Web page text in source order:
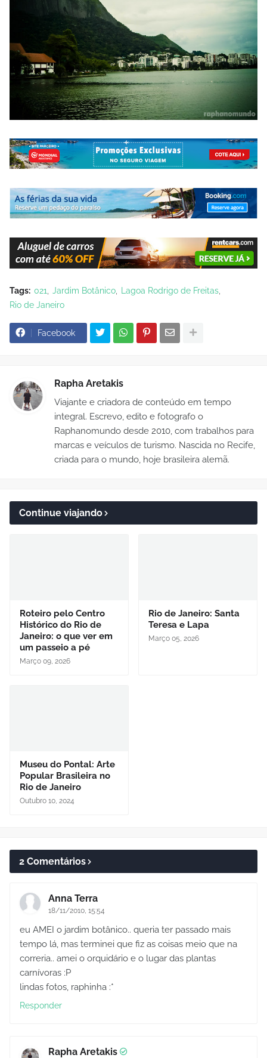
Tags: 021 Jardim Botânico
Lagoa Rodrigo de Freitas
Rio de Janeiro
Facebook
Rapha Aretakis
Viajante e criadora de conteúdo em tempo
integral. Escrevo, edito e fotografo o
Raphanomundo desde 2010, com trabalhos para
marcas e veículos de turismo. Nascida no Recife,
criada para o mundo, hoje brasileira alemã.
Continue viajando
Roteiro pelo Centro
Histórico do Rio de
Janeiro: o que ver em
um passeio a pé
Março 09, 2026
Rio de Janeiro: Santa
Teresa e Lapa
Março 05, 2026
Museu do Pontal: Arte
Popular Brasileira no
Rio de Janeiro
Outubro 10, 2024
2 Comentários
Anna Terra
18/11/2010, 15:54
eu AMEI o jardim botânico.. queria ter passado mais
tempo lá, mas terminei que fiz as coisas meio que na
correria.. amei o orquidário e o lugar das plantas
carnívoras :P
lindas fotos, raphinha :*
Responder
Rapha Aretakis